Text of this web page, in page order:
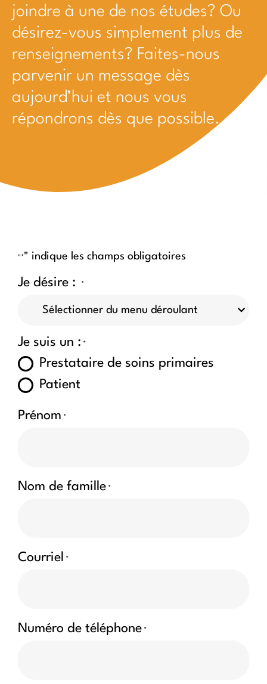
joindre à une de nos études? Ou
désirez-vous simplement plus de
renseignements? Faites-nous
parvenir un message dès
aujourd’hui et nous vous
répondrons dès que possible.
"*" indique les champs obligatoires
Je désire : *
Je suis un : *
Prestataire de soins primaires
Patient
Prénom *
Nom de famille *
Courriel *
Numéro de téléphone *